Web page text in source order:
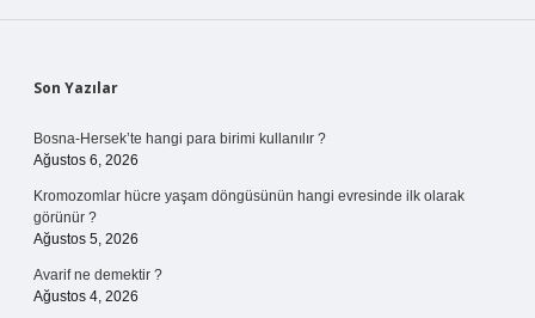
Sidebar
Son Yazılar
Bosna-Hersek’te hangi para birimi kullanılır ?
Ağustos 6, 2026
Kromozomlar hücre yaşam döngüsünün hangi evresinde ilk olarak
görünür ?
Ağustos 5, 2026
Avarif ne demektir ?
Ağustos 4, 2026